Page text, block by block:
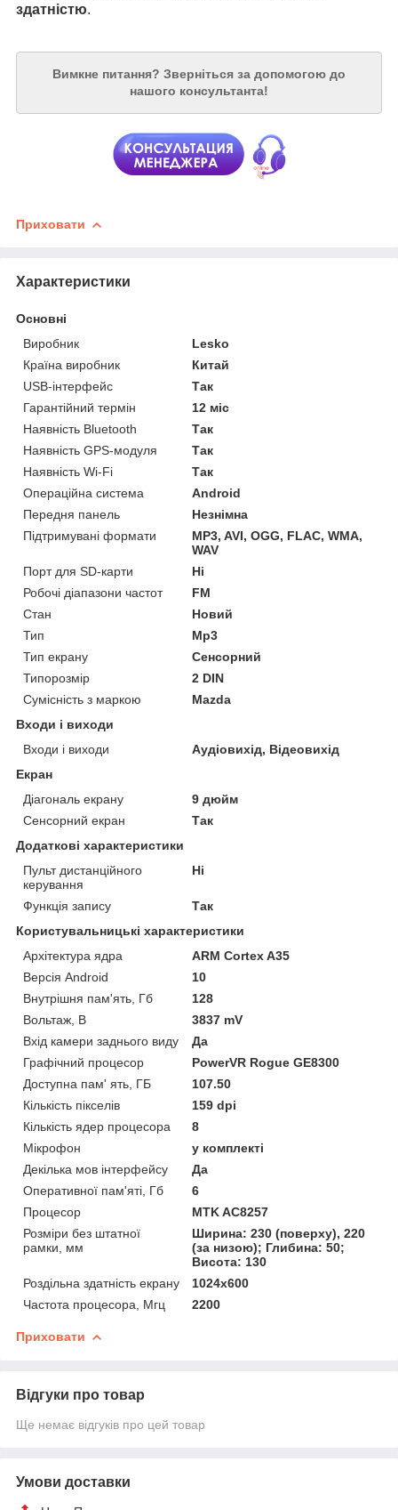
здатністю.
Вимкне питання? Зверніться за допомогою до
нашого консультанта!
Приховати
Характеристики
Основні
Виробник
Lesko
Країна виробник
Китай
USB-інтерфейс
Так
Гарантійний термін
12 міс
Наявність Bluetooth
Так
Наявність GPS-модуля
Так
Наявність Wi-Fi
Так
Операційна система
Android
Передня панель
Незнімна
Підтримувані формати
MP3, AVI, OGG, FLAC, WMA,
WAV
Порт для SD-карти
Ні
Робочі діапазони частот
FM
Стан
Новий
Тип
Mp3
Тип екрану
Сенсорний
Типорозмір
2 DIN
Сумісність з маркою
Mazda
Входи і виходи
Входи і виходи
Аудіовихід, Відеовихід
Екран
Діагональ екрану
9 дюйм
Сенсорний екран
Так
Додаткові характеристики
Пульт дистанційного
керування
Ні
Функція запису
Так
Користувальницькі характеристики
Архітектура ядра
ARM Cortex A35
Версія Android
10
Внутрішня пам'ять, Гб
128
Вольтаж, В
3837 mV
Вхід камери заднього виду
Да
Графічний процесор
PowerVR Rogue GE8300
Доступна пам' ять, ГБ
107.50
Кількість пікселів
159 dpi
Кількість ядер процесора
8
Мікрофон
у комплекті
Декілька мов інтерфейсу
Да
Оперативної пам'яті, Гб
6
Процесор
MTK AC8257
Розміри без штатної
рамки, мм
Ширина: 230 (поверху), 220
(за низою); Глибина: 50;
Висота: 130
Роздільна здатність екрану
1024х600
Частота процесора, Мгц
2200
Приховати
Відгуки про товар
Ще немає відгуків про цей товар
Умови доставки